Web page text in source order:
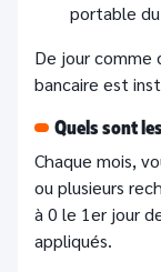
portable
De jour comme
bancaire est
Quels sont
Chaque mois,
ou plusieurs
à 0 le 1er jour
appliqués.